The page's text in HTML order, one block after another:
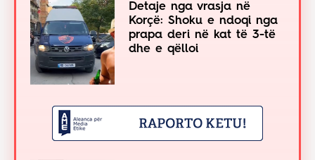
Detaje nga vrasja në
Korçë: Shoku e ndoqi nga
prapa deri në kat të 3-të
dhe e qëlloi